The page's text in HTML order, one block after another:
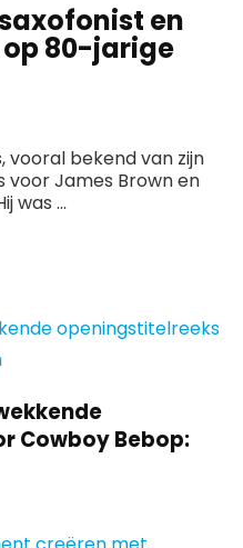
en
80-jarige
vooral bekend van zijn
voor James Brown en
was ...
Cowboy Bebop: